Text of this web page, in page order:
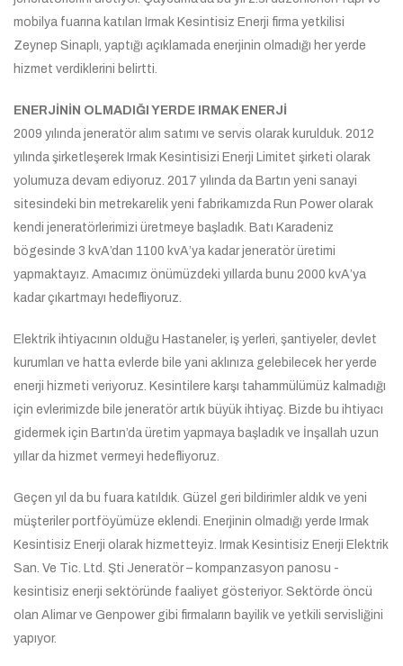
mobilya fuarına katılan Irmak Kesintisiz Enerji firma yetkilisi
Zeynep Sinaplı, yaptığı açıklamada enerjinin olmadığı her yerde
hizmet verdiklerini belirtti.
ENERJİNİN OLMADIĞI YERDE IRMAK ENERJİ
2009 yılında jeneratör alım satımı ve servis olarak kurulduk. 2012
yılında şirketleşerek Irmak Kesintisizi Enerji Limitet şirketi olarak
yolumuza devam ediyoruz. 2017 yılında da Bartın yeni sanayi
sitesindeki bin metrekarelik yeni fabrikamızda Run Power olarak
kendi jeneratörlerimizi üretmeye başladık. Batı Karadeniz
bögesinde 3 kvA’dan 1100 kvA’ya kadar jeneratör üretimi
yapmaktayız. Amacımız önümüzdeki yıllarda bunu 2000 kvA’ya
kadar çıkartmayı hedefliyoruz.
Elektrik ihtiyacının olduğu Hastaneler, iş yerleri, şantiyeler, devlet
kurumları ve hatta evlerde bile yani aklınıza gelebilecek her yerde
enerji hizmeti veriyoruz. Kesintilere karşı tahammülümüz kalmadığı
için evlerimizde bile jeneratör artık büyük ihtiyaç. Bizde bu ihtiyacı
gidermek için Bartın’da üretim yapmaya başladık ve İnşallah uzun
yıllar da hizmet vermeyi hedefliyoruz.
Geçen yıl da bu fuara katıldık. Güzel geri bildirimler aldık ve yeni
müşteriler portföyümüze eklendi. Enerjinin olmadığı yerde Irmak
Kesintisiz Enerji olarak hizmetteyiz. Irmak Kesintisiz Enerji Elektrik
San. Ve Tic. Ltd. Şti Jeneratör – kompanzasyon panosu -
kesintisiz enerji sektöründe faaliyet gösteriyor. Sektörde öncü
olan Alimar ve Genpower gibi firmaların bayilik ve yetkili servisliğini
yapıyor.